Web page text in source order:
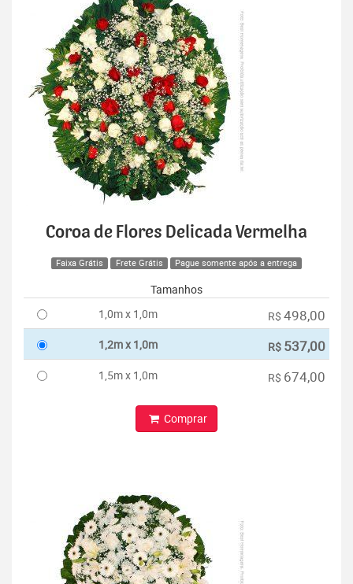
Coroa de Flores Delicada Vermelha
Faixa Grátis Frete Grátis Pague somente após a entrega
Tamanhos
1,0m x 1,0m
R$ 498,00
1,2m x 1,0m R$ 537,00
1,5m x 1,0m R$ 674,00
Comprar